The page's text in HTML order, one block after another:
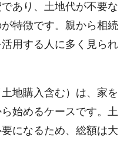
あり、土地代が不要な
特徴です。親から相続
用する人に多く見られ
地購入含む）は、家を
始めるケースです。土
になるため、総額は大